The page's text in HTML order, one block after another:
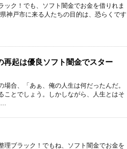
ク！でも、ソフト闇金でお金を借りれま
神戸市に来る人たちの目的は、恐らくです
再起は優良ソフト闇金でスター
合、「あぁ、俺の人生は何だったんだ。
ことでしょう。しかしながら、人生とはそ
…
理ブラック！でもね、ソフト闇金でお金を